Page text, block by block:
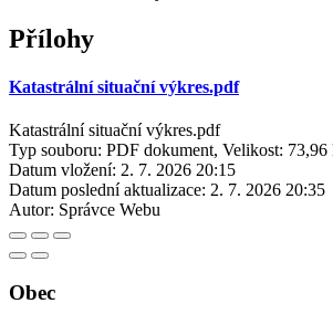
Přílohy
Katastrální situační výkres.pdf
Katastrální situační výkres.pdf
Typ souboru: PDF dokument, Velikost: 73,96
Datum vložení: 2. 7. 2026 20:15
Datum poslední aktualizace: 2. 7. 2026 20:35
Autor: Správce Webu
Obec